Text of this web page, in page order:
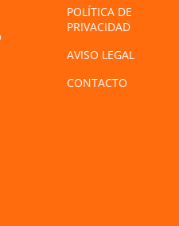
POLÍTICA DE
PRIVACIDAD
AVISO LEGAL
CONTACTO